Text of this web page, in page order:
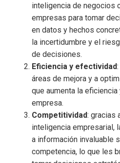
inteligencia de negocios
empresas para tomar
en datos y hechos
la incertidumbre y el
de decisiones.
Eficiencia y efectividad
áreas de mejora y a
que aumenta la
empresa.
Competitividad: gracias
inteligencia empresarial,
a información invaluable
competencia, lo que les